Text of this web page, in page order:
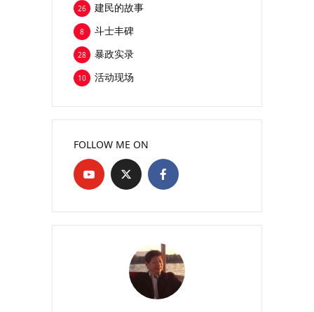
建民的故事
26
斗士丰碑
8
暴政实录
28
活动现场
10
FOLLOW ME ON